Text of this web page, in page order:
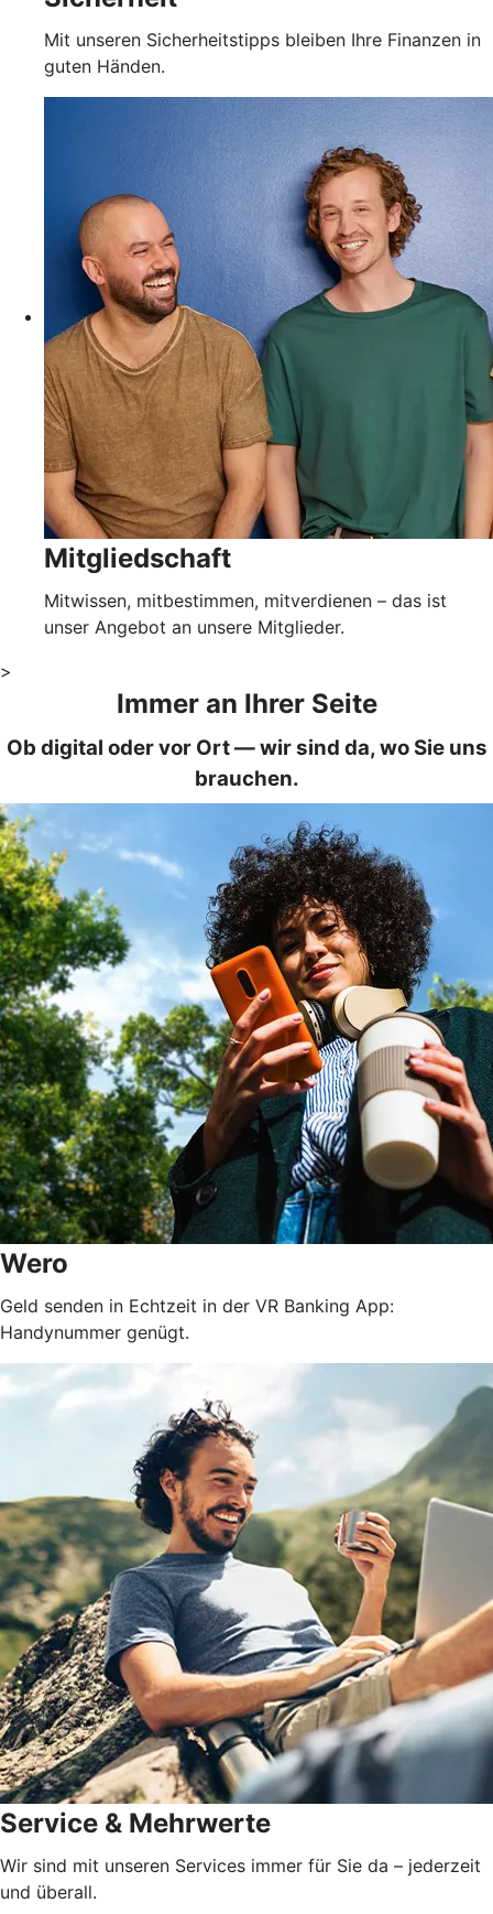
Mit unseren Sicherheitstipps bleiben Ihre Finanzen in
guten Händen.
Mitgliedschaft
Mitwissen, mitbestimmen, mitverdienen – das ist
unser Angebot an unsere Mitglieder.
>
Immer an Ihrer Seite
Ob digital oder vor Ort — wir sind da, wo Sie uns
brauchen.
Wero
Geld senden in Echtzeit in der VR Banking App:
Handynummer genügt.
Service & Mehrwerte
Wir sind mit unseren Services immer für Sie da – jederzeit
und überall.